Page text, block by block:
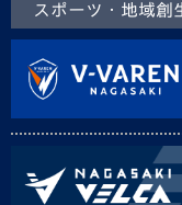
スポーツ・地域創